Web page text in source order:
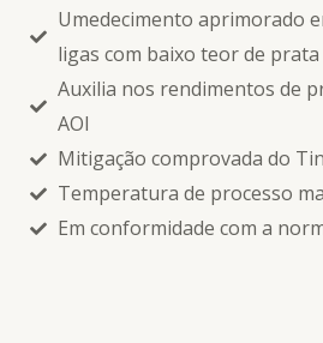
Umedecimento aprimorado
ligas com baixo teor de
Auxilia nos rendimentos de
AOI
Mitigação comprovada do
Temperatura de processo
Em conformidade com a